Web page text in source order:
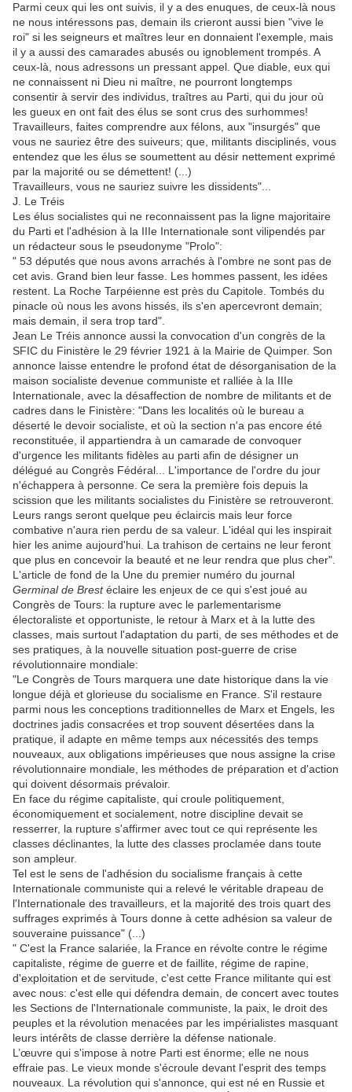
Parmi ceux qui les ont suivis, il y a des enuques, de ceux-là nous
ne nous intéressons pas, demain ils crieront aussi bien "vive le
roi" si les seigneurs et maîtres leur en donnaient l'exemple, mais
il y a aussi des camarades abusés ou ignoblement trompés. A
ceux-là, nous adressons un pressant appel. Que diable, eux qui
ne connaissent ni Dieu ni maître, ne pourront longtemps
consentir à servir des individus, traîtres au Parti, qui du jour où
les gueux en ont fait des élus se sont crus des surhommes!
Travailleurs, faites comprendre aux félons, aux "insurgés" que
vous ne sauriez être des suiveurs; que, militants disciplinés, vous
entendez que les élus se soumettent au désir nettement exprimé
par la majorité ou se démettent! (...)
Travailleurs, vous ne sauriez suivre les dissidents"...
J. Le Tréis
Les élus socialistes qui ne reconnaissent pas la ligne majoritaire
du Parti et l'adhésion à la IIIe Internationale sont vilipendés par
un rédacteur sous le pseudonyme "Prolo":
" 53 députés que nous avons arrachés à l'ombre ne sont pas de
cet avis. Grand bien leur fasse. Les hommes passent, les idées
restent. La Roche Tarpéienne est près du Capitole. Tombés du
pinacle où nous les avons hissés, ils s'en apercevront demain;
mais demain, il sera trop tard".
Jean Le Tréis annonce aussi la convocation d'un congrès de la
SFIC du Finistère le 29 février 1921 à la Mairie de Quimper. Son
annonce laisse entendre le profond état de désorganisation de la
maison socialiste devenue communiste et ralliée à la IIIe
Internationale, avec la désaffection de nombre de militants et de
cadres dans le Finistère: "Dans les localités où le bureau a
déserté le devoir socialiste, et où la section n'a pas encore été
reconstituée, il appartiendra à un camarade de convoquer
d'urgence les militants fidèles au parti afin de désigner un
délégué au Congrès Fédéral... L'importance de l'ordre du jour
n'échappera à personne. Ce sera la première fois depuis la
scission que les militants socialistes du Finistère se retrouveront.
Leurs rangs seront quelque peu éclaircis mais leur force
combative n'aura rien perdu de sa valeur. L'idéal qui les inspirait
hier les anime aujourd'hui. La trahison de certains ne leur feront
que plus en concevoir la beauté et ne leur rendra que plus cher".
L'article de fond de la Une du premier numéro du journal
Germinal de Brestéclaire les enjeux de ce qui s'est joué au
Congrès de Tours: la rupture avec le parlementarisme
électoraliste et opportuniste, le retour à Marx et à la lutte des
classes, mais surtout l'adaptation du parti, de ses méthodes et de
ses pratiques, à la nouvelle situation post-guerre de crise
révolutionnaire mondiale:
"Le Congrès de Tours marquera une date historique dans la vie
longue déjà et glorieuse du socialisme en France. S'il restaure
parmi nous les conceptions traditionnelles de Marx et Engels, les
doctrines jadis consacrées et trop souvent désertées dans la
pratique, il adapte en même temps aux nécessités des temps
nouveaux, aux obligations impérieuses que nous assigne la crise
révolutionnaire mondiale, les méthodes de préparation et d'action
qui doivent désormais prévaloir.
En face du régime capitaliste, qui croule politiquement,
économiquement et socialement, notre discipline devait se
resserrer, la rupture s'affirmer avec tout ce qui représente les
classes déclinantes, la lutte des classes proclamée dans toute
son ampleur.
Tel est le sens de l'adhésion du socialisme français à cette
Internationale communiste qui a relevé le véritable drapeau de
l'Internationale des travailleurs, et la majorité des trois quart des
suffrages exprimés à Tours donne à cette adhésion sa valeur de
souveraine puissance" (...)
" C'est la France salariée, la France en révolte contre le régime
capitaliste, régime de guerre et de faillite, régime de rapine,
d'exploitation et de servitude, c'est cette France militante qui est
avec nous: c'est elle qui défendra demain, de concert avec toutes
les Sections de l'Internationale communiste, la paix, le droit des
peuples et la révolution menacées par les impérialistes masquant
leurs intérêts de classe derrière la défense nationale.
L’œuvre qui s'impose à notre Parti est énorme; elle ne nous
effraie pas. Le vieux monde s'écroule devant l'esprit des temps
nouveaux. La révolution qui s'annonce, qui est né en Russie et